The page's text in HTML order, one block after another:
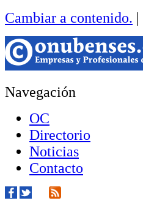
Cambiar a contenido. |
Navegación
OC
Directorio
Noticias
Contacto